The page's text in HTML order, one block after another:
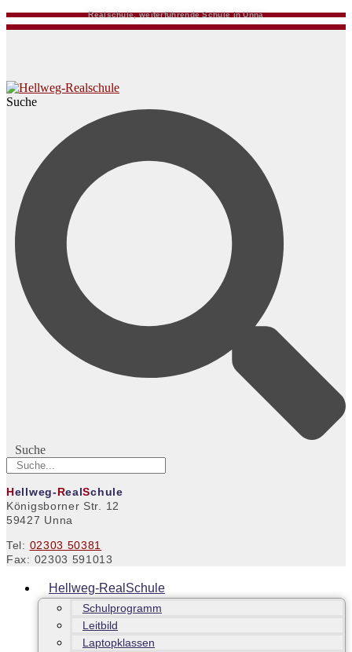
Realschule, weiterführende Schule in Unna
Suche
Suche
Hellweg-RealSchule
Königsborner Str. 12
59427 Unna
Tel: 02303 50381
Fax: 02303 591013
Hellweg-RealSchule
Schulprogramm
Leitbild
Laptopklassen